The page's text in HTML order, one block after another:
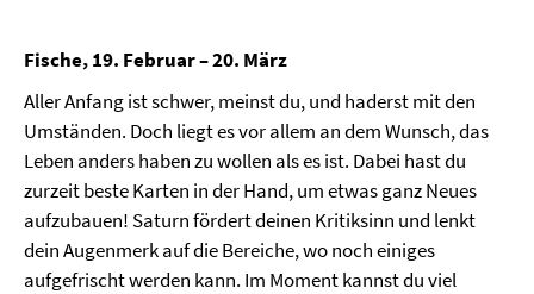
Fische, 19. Februar – 20. März
Aller Anfang ist schwer, meinst du, und haderst mit den
Umständen. Doch liegt es vor allem an dem Wunsch, das
Leben anders haben zu wollen als es ist. Dabei hast du
zurzeit beste Karten in der Hand, um etwas ganz Neues
aufzubauen! Saturn fördert deinen Kritiksinn und lenkt
dein Augenmerk auf die Bereiche, wo noch einiges
aufgefrischt werden kann. Im Moment kannst du viel